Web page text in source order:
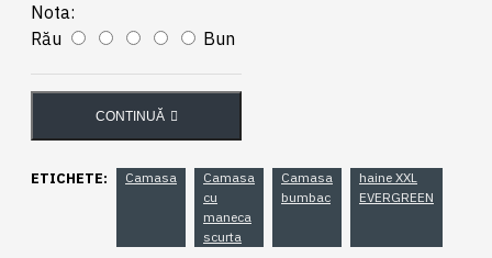
Nota:
Rău
Bun
CONTINUĂ
ETICHETE: Camasa
Camasa
cu
maneca
scurta
Camasa
bumbac
haine XXL
EVERGREEN